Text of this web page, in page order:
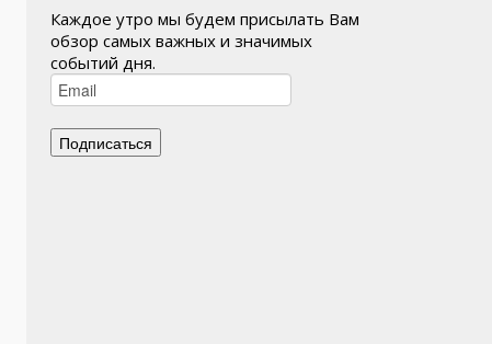
Каждое утро мы будем присылать Вам
обзор самых важных и значимых
событий дня.